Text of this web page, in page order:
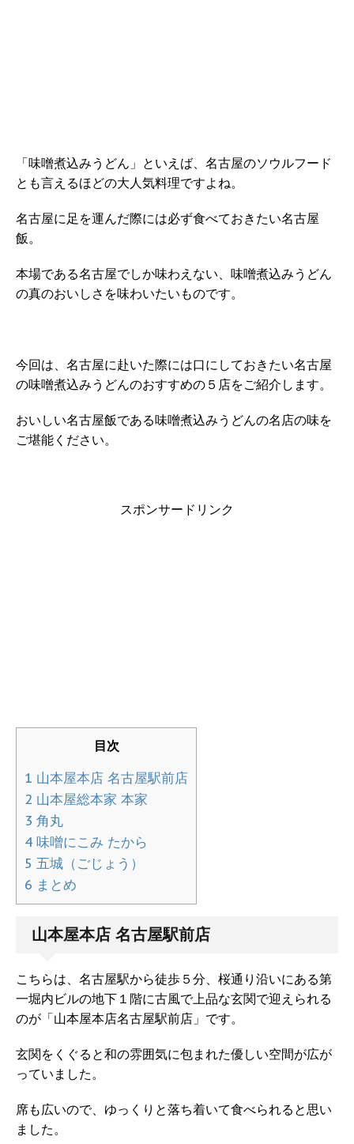
「味噌煮込みうどん」といえば、名古屋のソウルフード
とも言えるほどの大人気料理ですよね。
名古屋に足を運んだ際には必ず食べておきたい名古屋
飯。
本場である名古屋でしか味わえない、味噌煮込みうどん
の真のおいしさを味わいたいものです。
今回は、名古屋に赴いた際には口にしておきたい名古屋
の味噌煮込みうどんのおすすめの５店をご紹介します。
おいしい名古屋飯である味噌煮込みうどんの名店の味を
ご堪能ください。
スポンサードリンク
目次
1 山本屋本店 名古屋駅前店
2 山本屋総本家 本家
3 角丸
4 味噌にこみ たから
5 五城（ごじょう）
6 まとめ
山本屋本店 名古屋駅前店
こちらは、名古屋駅から徒歩５分、桜通り沿いにある第
一堀内ビルの地下１階に古風で上品な玄関で迎えられる
のが「山本屋本店名古屋駅前店」です。
玄関をくぐると和の雰囲気に包まれた優しい空間が広が
っていました。
席も広いので、ゆっくりと落ち着いて食べられると思い
ました。